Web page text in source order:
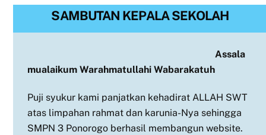
SAMBUTAN KEPALA SEKOLAH
Assala
mualaikum Warahmatullahi Wabarakatuh
Puji syukur kami panjatkan kehadirat ALLAH SWT
atas limpahan rahmat dan karunia-Nya sehingga
SMPN 3 Ponorogo berhasil membangun website.